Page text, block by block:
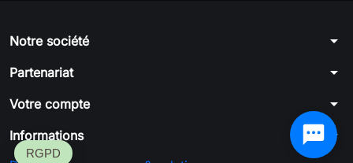
Notre société arrow_drop_down
Partenariat arrow_drop_down
Votre compte arrow_drop_down
Informations arrow_drop_down